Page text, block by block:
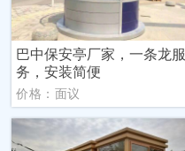
巴中保安亭厂家，一条龙服
务，安装简便
价格：面议